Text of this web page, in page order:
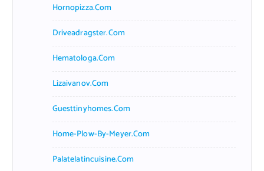
Hornopizza.com
Driveadragster.com
Hematologa.com
Lizaivanov.com
Guesttinyhomes.com
Home-Plow-By-Meyer.com
Palatelatincuisine.com